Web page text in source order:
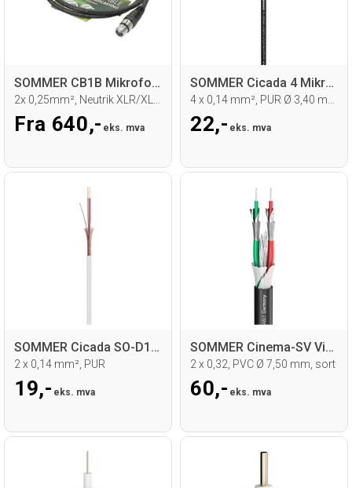
SOMMER CB1B Mikrofonkabel
2x 0,25mm², Neutrik XLR/XLR m/ fargering
Fra 640,- eks. mva
SOMMER Cicada 4 Mikrofonkabel
4 x 0,14 mm², PUR Ø 3,40 mm, sort
22,- eks. mva
SOMMER Cicada SO-D14 Mikrofonkabel
2 x 0,14 mm², PUR
19,- eks. mva
SOMMER Cinema-SV Videokabel
2 x 0,32, PVC Ø 7,50 mm, sort
60,- eks. mva